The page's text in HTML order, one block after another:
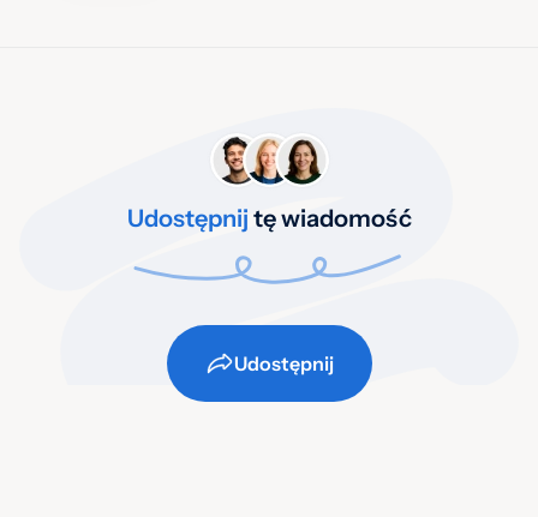
Udostępnij tę wiadomość
Udostępnij